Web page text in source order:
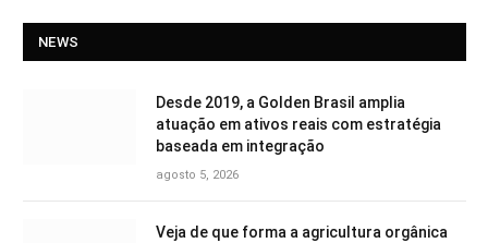
NEWS
Desde 2019, a Golden Brasil amplia
atuação em ativos reais com estratégia
baseada em integração
agosto 5, 2026
Veja de que forma a agricultura orgânica